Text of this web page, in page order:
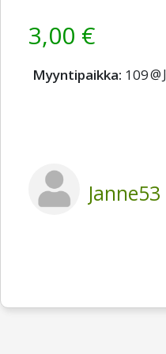
3,00 €
Myyntipaikka: 109@
Janne53